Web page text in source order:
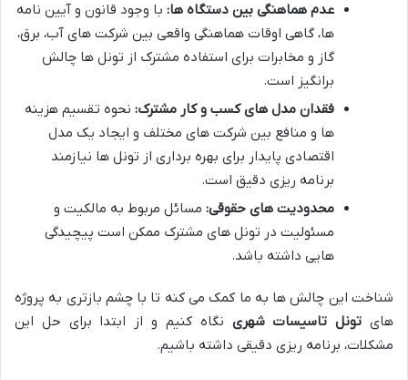
عدم هماهنگی بین دستگاه ها: با وجود قانون و آیین نامه
ها، گاهی اوقات هماهنگی واقعی بین شرکت های آب، برق،
گاز و مخابرات برای استفاده مشترک از تونل ها چالش
برانگیز است.
فقدان مدل های کسب و کار مشترک: نحوه تقسیم هزینه
ها و منافع بین شرکت های مختلف و ایجاد یک مدل
اقتصادی پایدار برای بهره برداری از تونل ها نیازمند
برنامه ریزی دقیق است.
محدودیت های حقوقی: مسائل مربوط به مالکیت و
مسئولیت در تونل های مشترک ممکن است پیچیدگی
هایی داشته باشد.
شناخت این چالش ها به ما کمک می کنه تا با چشم بازتری به پروژه
های تونل تاسیسات شهری نگاه کنیم و از ابتدا برای حل این
مشکلات، برنامه ریزی دقیقی داشته باشیم.